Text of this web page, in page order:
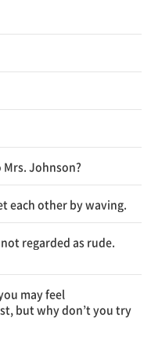
Johnson?
each other by waving.
regarded as rude.
may feel
but why don’t you try